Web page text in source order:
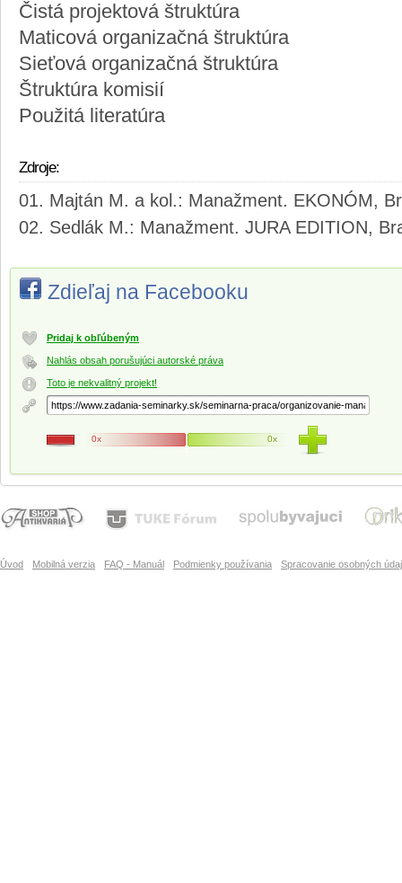
Čistá projektová štruktúra
Maticová organizačná štruktúra
Sieťová organizačná štruktúra
Štruktúra komisií
Použitá literatúra
Zdroje:
Majtán M. a kol.: Manažment. EKONÓM,
Sedlák M.: Manažment. JURA EDITION,
Zdieľaj na Facebooku
Pridaj k obľúbeným
Nahlás obsah porušujúci autorské práva
Toto je nekvalitný projekt!
0x 0x
Úvod Mobilná verzia FAQ - Manuál Podmienky používania Spracovanie osobných